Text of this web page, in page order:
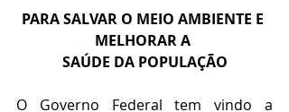
PARA SALVAR O MEIO AMBIENTE E
MELHORAR A
SAÚDE DA POPULAÇÃO
O Governo Federal tem vindo a